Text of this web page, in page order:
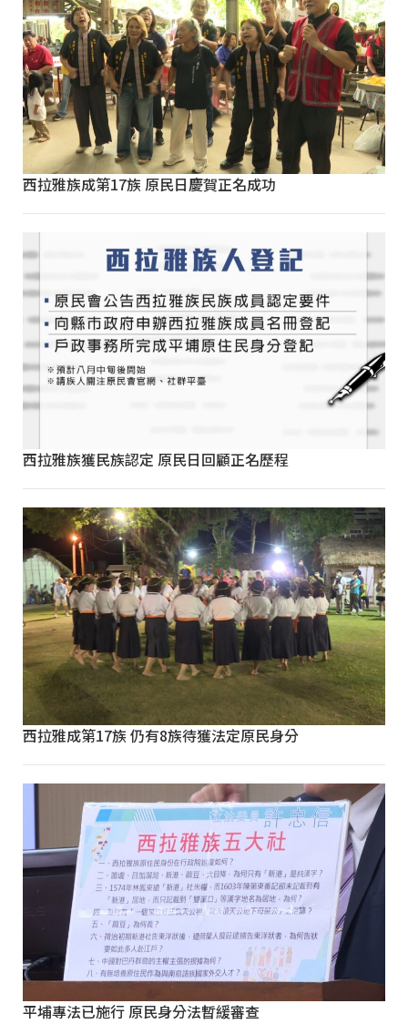
西拉雅族成第17族 原民日慶賀正名成功
西拉雅族獲民族認定 原民日回顧正名歷程
西拉雅成第17族 仍有8族待獲法定原民身分
平埔專法已施行 原民身分法暫緩審查